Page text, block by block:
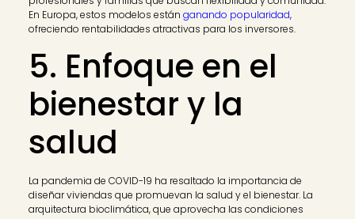
En Europa, estos modelos están ganando popularidad,
ofreciendo rentabilidades atractivas para los inversores.
5. Enfoque en el
bienestar y la
salud
La pandemia de COVID-19 ha resaltado la importancia de
diseñar viviendas que promuevan la salud y el bienestar. La
arquitectura bioclimática, que aprovecha las condiciones